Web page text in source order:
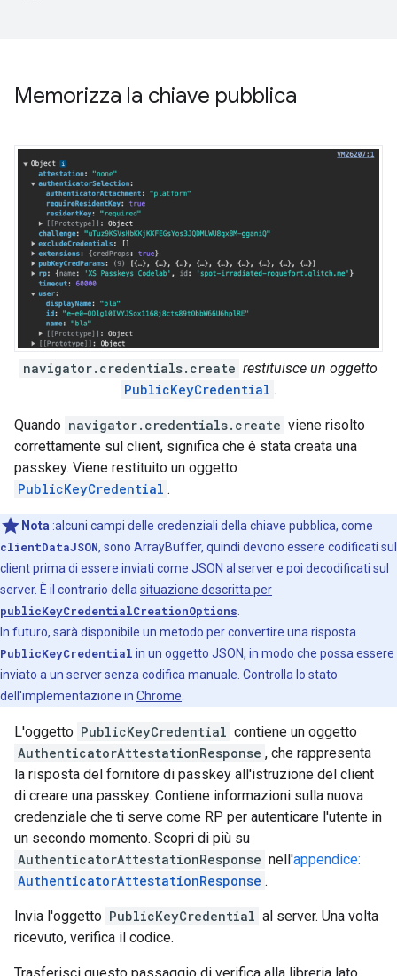
Memorizza la chiave pubblica
navigator.credentials.create restituisce un oggetto
PublicKeyCredential .
Quando navigator.credentials.create viene risolto
correttamente sul client, significa che è stata creata una
passkey. Viene restituito un oggetto
PublicKeyCredential .
Nota :alcuni campi delle credenziali della chiave pubblica, come
clientDataJSON, sono ArrayBuffer, quindi devono essere codificati sul
client prima di essere inviati come JSON al server e poi decodificati sul
server. È il contrario dellasituazione descritta per
publicKeyCredentialCreationOptions.
In futuro, sarà disponibile un metodo per convertire una risposta
PublicKeyCredential in un oggetto JSON, in modo che possa essere
inviato a un server senza codifica manuale. Controlla lo stato
dell'implementazione in Chrome.
L'oggetto PublicKeyCredential contiene un oggetto
AuthenticatorAttestationResponse , che rappresenta
la risposta del fornitore di passkey all'istruzione del client
di creare una passkey. Contiene informazioni sulla nuova
credenziale che ti serve come RP per autenticare l'utente in
un secondo momento. Scopri di più su
AuthenticatorAttestationResponse nell'appendice:
AuthenticatorAttestationResponse .
Invia l'oggetto PublicKeyCredential al server. Una volta
ricevuto, verifica il codice.